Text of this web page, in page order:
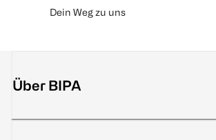
Dein Weg zu uns
Über BIPA